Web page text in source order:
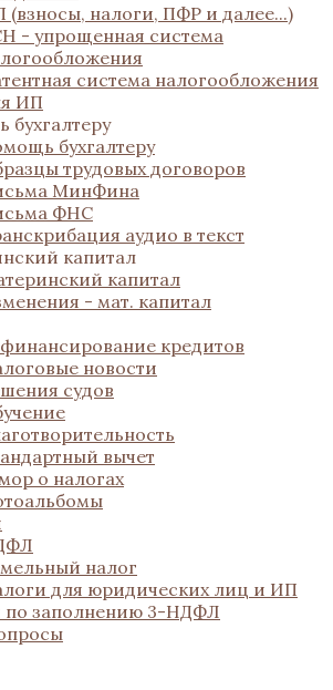
(взносы, налоги, ПФР и далее...)
- упрощенная система
система налогообложения
ИП
бухгалтеру
трудовых договоров
МинФина
ФНС
аудио в текст
капитал
капитал
- мат. капитал
кредитов
новости
судов
вычет
о налогах
налог
для юридических лиц и ИП
по заполнению 3-НДФЛ